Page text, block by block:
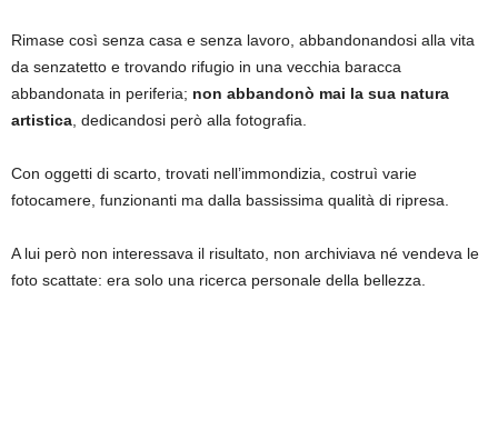
Rimase così senza casa e senza lavoro, abbandonandosi alla vita
da senzatetto e trovando rifugio in una vecchia baracca
abbandonata in periferia; non abbandonò mai la sua natura
artistica, dedicandosi però alla fotografia.
Con oggetti di scarto, trovati nell’immondizia, costruì varie
fotocamere, funzionanti ma dalla bassissima qualità di ripresa.
A lui però non interessava il risultato, non archiviava né vendeva le
foto scattate: era solo una ricerca personale della bellezza.